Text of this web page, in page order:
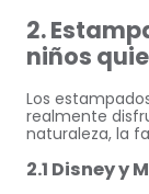
2.
niños
Los
realmente
naturaleza, la
2.1 Disney y